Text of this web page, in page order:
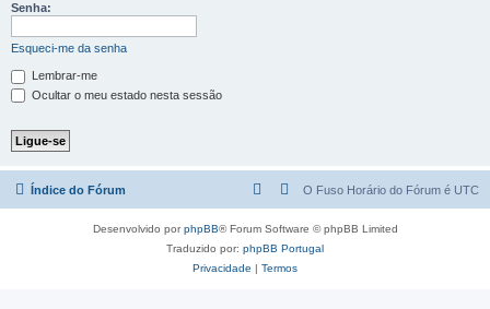
Senha:
Esqueci-me da senha
Lembrar-me
Ocultar o meu estado nesta sessão
Índice do Fórum O Fuso Horário do Fórum é UTC
Desenvolvido porphpBB® Forum Software © phpBB Limited
Traduzido por: phpBB Portugal
Privacidade | Termos